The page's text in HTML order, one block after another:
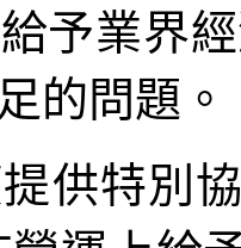
予業界
的問題。
供特別